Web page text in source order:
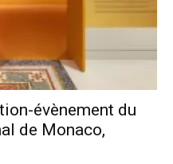
évènement du
de Monaco,